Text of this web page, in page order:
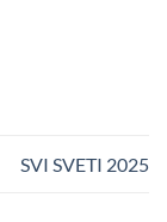
SVI SVETI 2025